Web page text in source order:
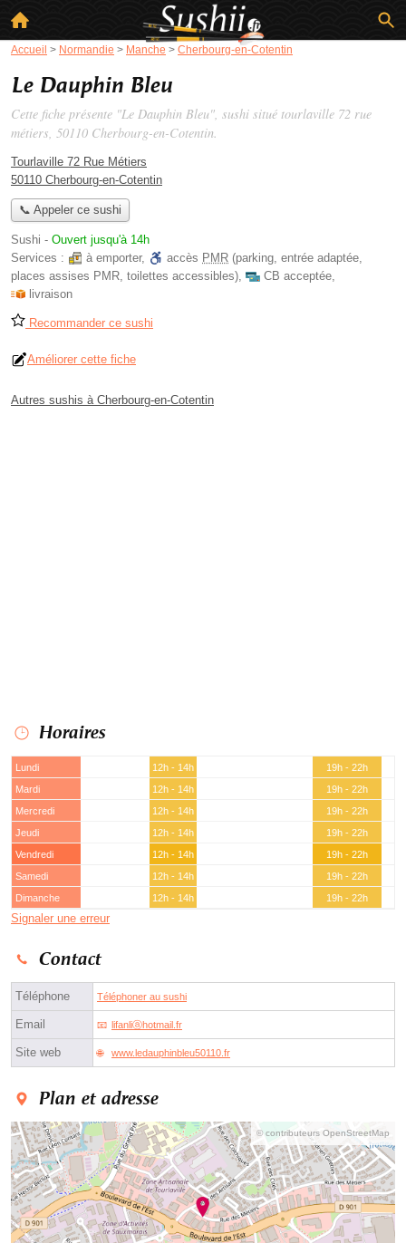
Accueil > Normandie > Manche > Cherbourg-en-Cotentin
Le Dauphin Bleu
Cette fiche présente "Le Dauphin Bleu", sushi situé tourlaville 72 rue
métiers, 50110 Cherbourg-en-Cotentin.
Tourlaville 72 Rue Métiers
50110 Cherbourg-en-Cotentin
📞 Appeler ce sushi
Sushi - Ouvert jusqu'à 14h
Services :
à emporter, accès PMR (parking, entrée adaptée,
places assises PMR, toilettes accessibles), CB acceptée,
livraison
Recommander ce sushi
Améliorer cette fiche
Autres sushis à Cherbourg-en-Cotentin
Horaires
Lundi 12h - 14h
19h - 22h
Mardi
12h - 14h
19h - 22h
Mercredi
12h - 14h
19h - 22h
Jeudi
12h - 14h
19h - 22h
Vendredi
12h - 14h
19h - 22h
Samedi
12h - 14h
19h - 22h
Dimanche
12h - 14h 19h - 22h
Signaler une erreur
Contact
Téléphone Téléphoner au sushi
Email lifanliⓐhotmail.fr
Site web www.ledauphinbleu50110.fr
Plan et adresse
© contributeurs OpenStreetMap